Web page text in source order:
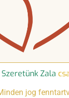
Szeretünk Zala
jog